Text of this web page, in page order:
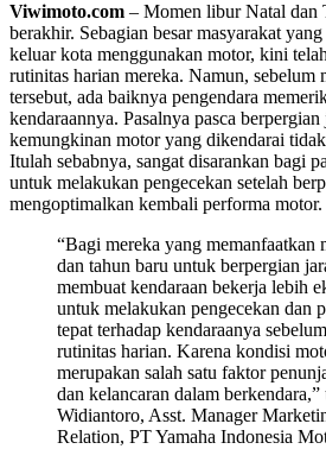
Viwimoto.com – Momen libur Natal dan
berakhir. Sebagian besar masyarakat
keluar kota menggunakan motor, kini
rutinitas harian mereka. Namun, sebelum
tersebut, ada baiknya pengendara
kendaraannya. Pasalnya pasca
kemungkinan motor yang dikendarai
Itulah sebabnya, sangat disarankan bagi
untuk melakukan pengecekan setelah
mengoptimalkan kembali performa motor.
“Bagi mereka yang memanfaatkan
dan tahun baru untuk berpergian
membuat kendaraan bekerja lebih
untuk melakukan pengecekan dan
tepat terhadap kendaraanya
rutinitas harian. Karena kondisi
merupakan salah satu faktor
dan kelancaran dalam
Widiantoro, Asst. Manager
Relation, PT Yamaha Indonesia